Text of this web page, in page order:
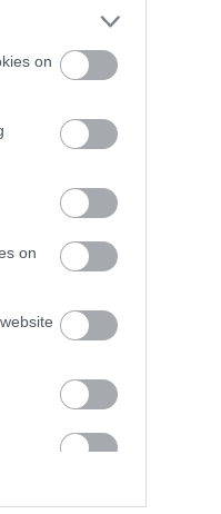
on
on
det mye omtalte
for juksing og